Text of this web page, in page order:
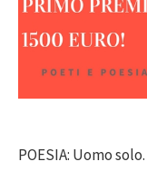
POESIA: Uomo solo.